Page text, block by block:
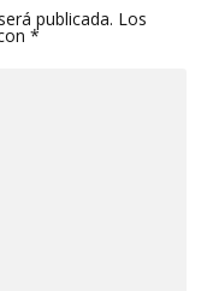
publicada. Los
*